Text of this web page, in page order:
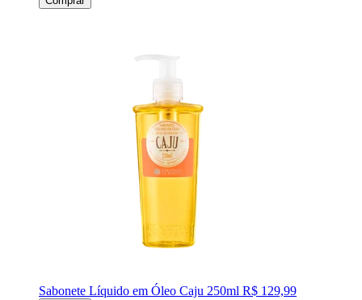
Sabonete Líquido em Óleo Caju 250ml R$ 129,99